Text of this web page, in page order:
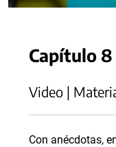
Capítulo 8
Video |
Con anécdotas,